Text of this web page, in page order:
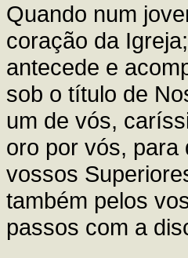
Quando num
coração da
antecede e
sob o título de
um de vós,
oro por vós,
vossos
também pelos
passos com a